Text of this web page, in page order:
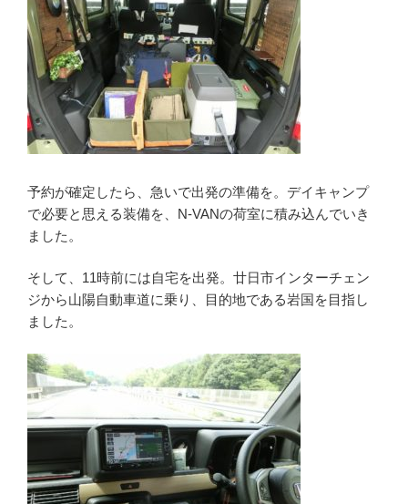
予約が確定したら、急いで出発の準備を。デイキャンプ
で必要と思える装備を、N-VANの荷室に積み込んでいき
ました。
そして、11時前には自宅を出発。廿日市インターチェン
ジから山陽自動車道に乗り、目的地である岩国を目指し
ました。